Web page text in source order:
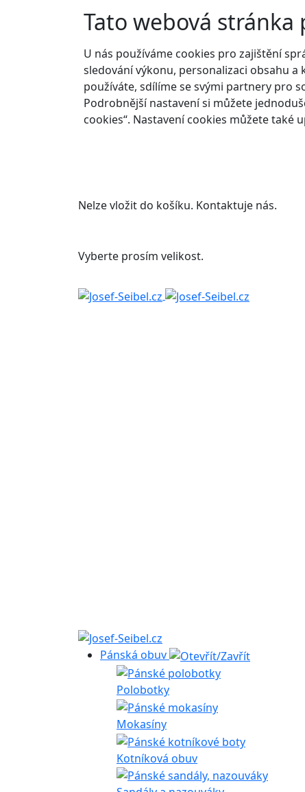
Tato webová stránka
U nás používáme cookies pro zajištění
sledování výkonu, personalizaci obsahu
používáte, sdílíme se svými partnery pro
Podrobnější nastavení si můžete
cookies“. Nastavení cookies můžete také
Nelze vložit do košíku. Kontaktuje nás.
Vyberte prosím velikost.
Pánská obuv
Polobotky
Mokasíny
Kotníková obuv